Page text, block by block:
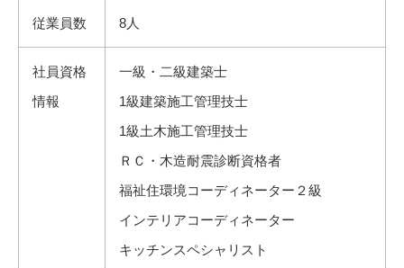
従業員数 8人
社員資格
情報
一級・二級建築士
1級建築施工管理技士
1級土木施工管理技士
ＲＣ・木造耐震診断資格者
福祉住環境コーディネーター２級
インテリアコーディネーター
キッチンスペシャリスト